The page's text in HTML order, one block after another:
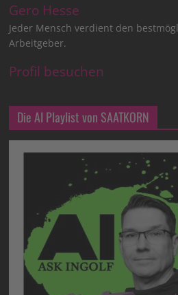
Gero Hesse
Jeder Mensch verdient den
Arbeitgeber.
Profil besuchen
Die AI Playlist von SAATKORN